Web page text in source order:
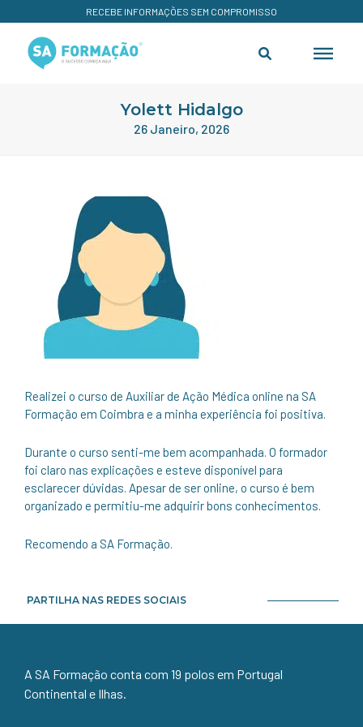
RECEBE INFORMAÇÕES SEM COMPROMISSO
Yolett Hidalgo
26 Janeiro, 2026
Realizei o curso de Auxiliar de Ação Médica online na SA
Formação em Coimbra e a minha experiência foi positiva.
Durante o curso senti-me bem acompanhada. O formador
foi claro nas explicações e esteve disponível para
esclarecer dúvidas. Apesar de ser online, o curso é bem
organizado e permitiu-me adquirir bons conhecimentos.
Recomendo a SA Formação.
PARTILHA NAS REDES SOCIAIS
A SA Formação conta com 19 polos em Portugal
Continental e Ilhas.